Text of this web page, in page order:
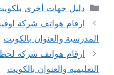
التصنيفات
دليل جهات أخرى
ارقام هواتف شركة
المدرسية والعنوان بالكويت
ارقام هواتف شركة
التعليمية والعنوان بالكويت